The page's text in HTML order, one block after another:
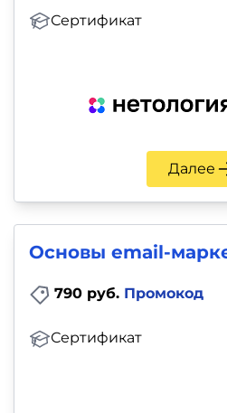
Сертификат
Далее
Основы email-
790 руб. Промокод
Сертификат